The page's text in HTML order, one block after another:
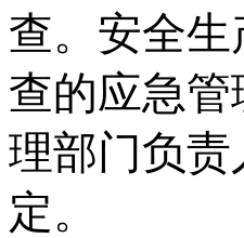
查。安全
查的应急
理部门负
定。